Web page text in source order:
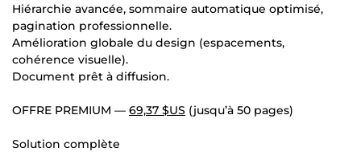
Hiérarchie avancée, sommaire automatique optimisé,
pagination professionnelle.
Amélioration globale du design (espacements,
cohérence visuelle).
Document prêt à diffusion.
OFFRE PREMIUM — 69,37 $US (jusqu’à 50 pages)
Solution complète